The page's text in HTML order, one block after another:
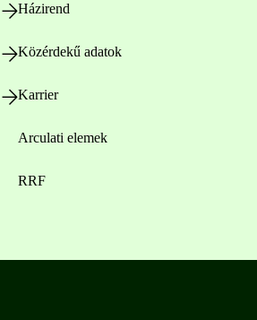
Házirend
Közérdekű adatok
Karrier
Arculati elemek
RRF